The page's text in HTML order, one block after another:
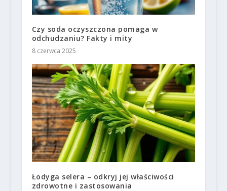
Czy soda oczyszczona pomaga w
odchudzaniu? Fakty i mity
8 czerwca 2025
Łodyga selera – odkryj jej właściwości
zdrowotne i zastosowania